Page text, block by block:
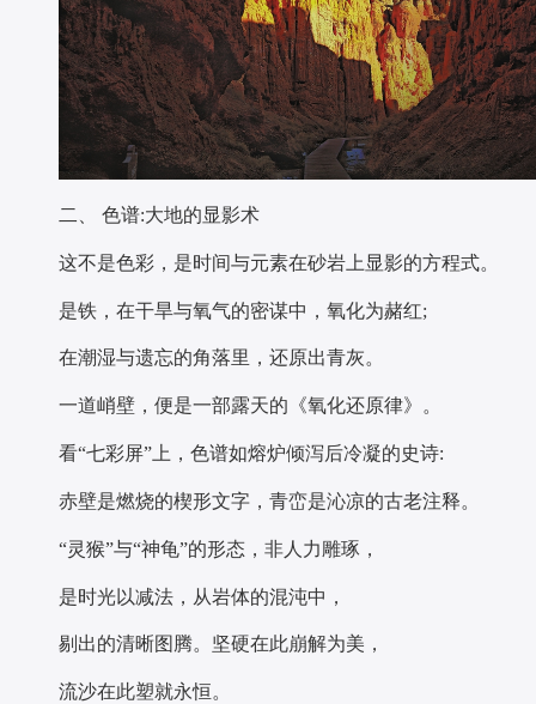
二、 色谱:大地的显影术
这不是色彩，是时间与元素在砂岩上显影的方程式。
是铁，在干旱与氧气的密谋中，氧化为赭红;
在潮湿与遗忘的角落里，还原出青灰。
一道峭壁，便是一部露天的《氧化还原律》。
看“七彩屏”上，色谱如熔炉倾泻后冷凝的史诗:
赤壁是燃烧的楔形文字，青峦是沁凉的古老注释。
“灵猴”与“神龟”的形态，非人力雕琢，
是时光以减法，从岩体的混沌中，
剔出的清晰图腾。坚硬在此崩解为美，
流沙在此塑就永恒。